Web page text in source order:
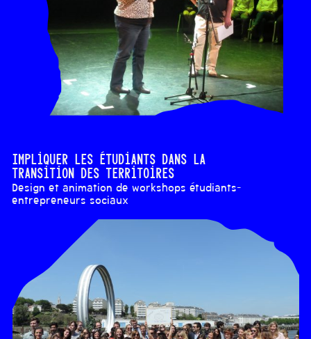
Impliquer les étudiants dans la
transition des territoires
Design et animation de workshops étudiants-
entrepreneurs sociaux